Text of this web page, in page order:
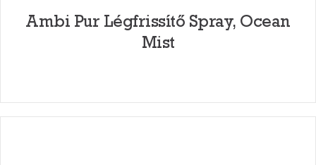
Ambi Pur Légfrissítő Spray, Ocean
Mist